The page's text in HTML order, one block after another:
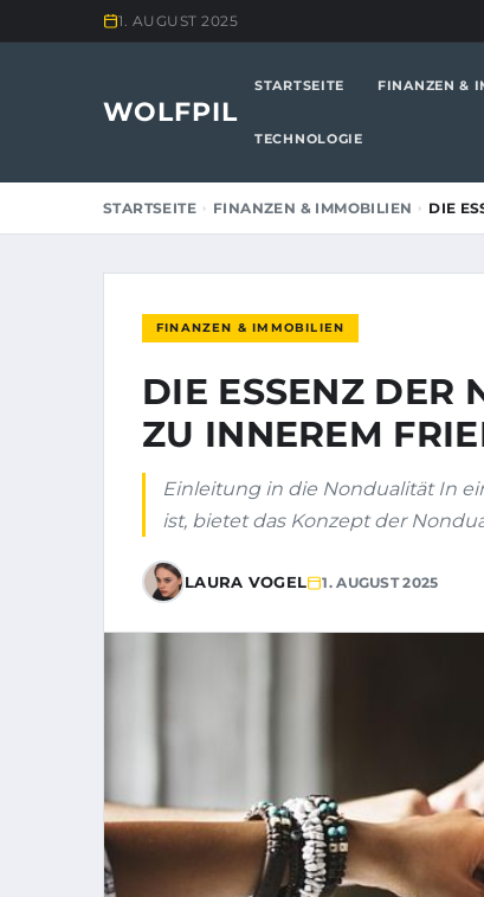
1. AUGUST 2025
WOLFPIL
STARTSEITE FINANZEN &
TECHNOLOGIE
STARTSEITE FINANZEN & IMMOBILIEN DIE
FINANZEN & IMMOBILIEN
DIE ESSENZ DER
ZU INNEREM
Einleitung in die Nondualität In
ist, bietet das Konzept der
LAURA VOGEL 1. AUGUST 2025